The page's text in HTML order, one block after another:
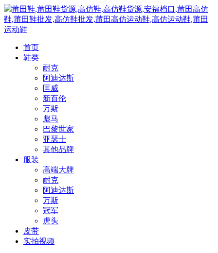
莆田鞋,莆田鞋货源,高仿鞋,高仿鞋货源,安福档口,莆田高仿
鞋,莆田鞋批发,高仿鞋批发,莆田高仿运动鞋,高仿运动鞋,莆田
运动鞋
首页
鞋类
耐克
阿迪达斯
匡威
新百伦
万斯
彪马
巴黎世家
亚瑟士
其他品牌
服装
高端大牌
耐克
阿迪达斯
万斯
冠军
虎头
皮带
实拍视频